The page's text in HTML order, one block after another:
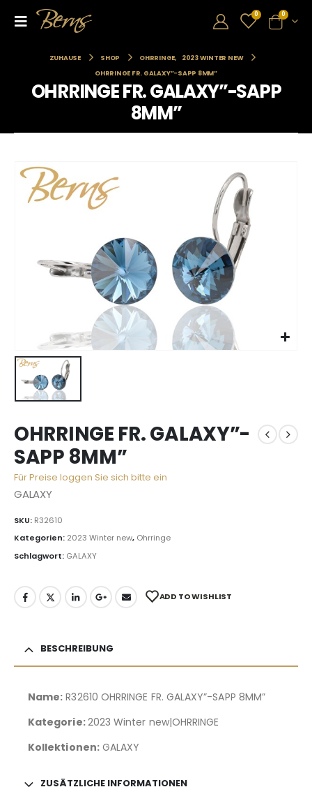
0 0
ZUHAUSE SHOP OHRRINGE,
2023 WINTER NEW
OHRRINGE FR. GALAXY”-SAPP 8MM”
OHRRINGE FR. GALAXY”-SAPP
8MM”
OHRRINGE FR. GALAXY”-
SAPP 8MM”
Für Preise loggen Sie sich bitte ein
GALAXY
SKU: R32610
Kategorien: 2023 Winter new, Ohrringe
Schlagwort: GALAXY
ADD TO WISHLIST
BESCHREIBUNG
Name: R32610 OHRRINGE FR. GALAXY”-SAPP 8MM”
Kategorie:2023 Winter new|OHRRINGE
Kollektionen:GALAXY
ZUSÄTZLICHE INFORMATIONEN